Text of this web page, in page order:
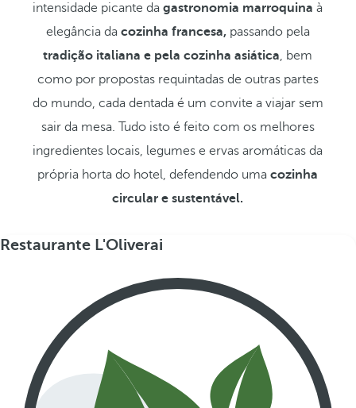
intensidade picante dagastronomia marroquina à
elegância da cozinha francesa,passando pela
tradição italiana e pela cozinha asiática, bem
como por propostas requintadas de outras partes
do mundo, cada dentada é um convite a viajar sem
sair da mesa. Tudo isto é feito com os melhores
ingredientes locais, legumes e ervas aromáticas da
própria horta do hotel, defendendo umacozinha
circular e sustentável.
Restaurante L'Oliverai